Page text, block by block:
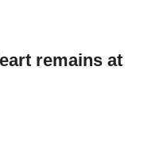
remains at